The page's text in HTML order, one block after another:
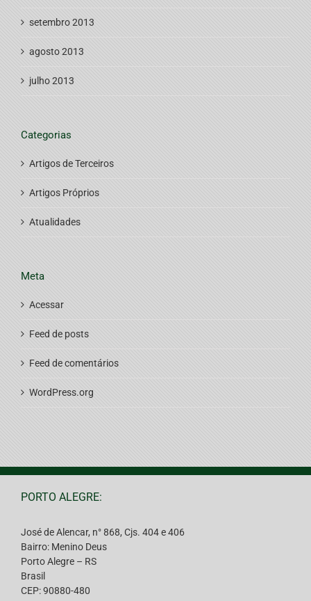
setembro 2013
agosto 2013
julho 2013
Categorias
Artigos de Terceiros
Artigos Próprios
Atualidades
Meta
Acessar
Feed de posts
Feed de comentários
WordPress.org
PORTO ALEGRE:
José de Alencar, n° 868, Cjs. 404 e 406
Bairro: Menino Deus
Porto Alegre – RS
Brasil
CEP: 90880-480